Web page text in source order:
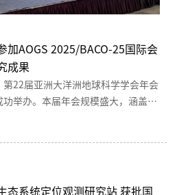
加AOGS 2025/BACO-25国际会
成果
22届亚洲大洋洲地球科学学会年会
功举办。本届年会规模盛大，涵盖大
科学等8大主题，设立300余个分会
学Y. Jun Xu教授、新加坡南洋理工
统定位观测研究站 获批国